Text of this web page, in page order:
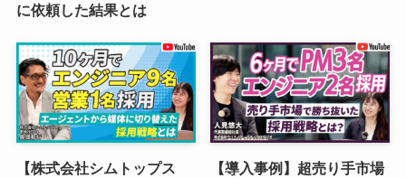
に依頼した結果とは
【株式会社シムトップス
【導入事例】超売り手市場